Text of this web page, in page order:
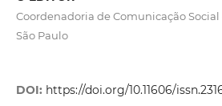
Coordenadoria de Comunicação
São Paulo
DOI: https://doi.org/10.11606/